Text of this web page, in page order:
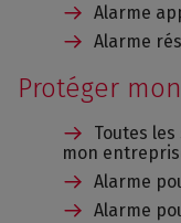
Alarme
Alarme
Protéger
Toutes
mon
Alarme
Alarme